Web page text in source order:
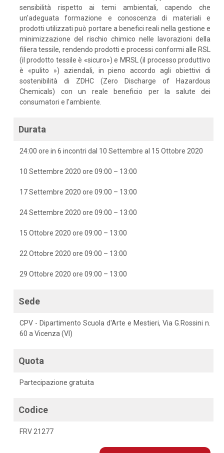
sensibilità rispetto ai temi ambientali, capendo che
un'adeguata formazione e conoscenza di materiali e
prodotti utilizzati può portare a benefici reali nella gestione e
minimizzazione del rischio chimico nelle lavorazioni della
filiera tessile, rendendo prodotti e processi conformi alle RSL
(il prodotto tessile è «sicuro») e MRSL (il processo produttivo
è «pulito ») aziendali, in pieno accordo agli obiettivi di
sostenibilità di ZDHC (Zero Discharge of Hazardous
Chemicals) con un reale beneficio per la salute dei
consumatori e l'ambiente.
Durata
24:00 ore in 6 incontri dal 10 Settembre al 15 Ottobre 2020
10 Settembre 2020 ore 09:00 – 13:00
17 Settembre 2020 ore 09:00 – 13:00
24 Settembre 2020 ore 09:00 – 13:00
15 Ottobre 2020 ore 09:00 – 13:00
22 Ottobre 2020 ore 09:00 – 13:00
29 Ottobre 2020 ore 09:00 – 13:00
Sede
CPV - Dipartimento Scuola d'Arte e Mestieri, Via G.Rossini n.
60 a Vicenza (VI)
Quota
Partecipazione gratuita
Codice
FRV 21277